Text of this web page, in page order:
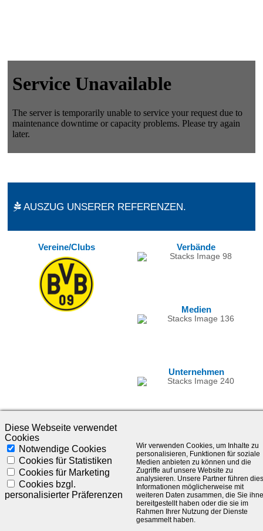
AUSZUG UNSERER REFERENZEN.
Vereine/Clubs Verbände
Medien
Unternehmen
©1985-2025 - SLC Management GmbH |Impressum
Visionär. Kompetent. Leidenschaftlich.
Treten Sie in Kontakt mit uns und bleiben Sie auf dem Laufenden:
Diese Webseite verwendet
Cookies
Notwendige Cookies
Cookies für Statistiken
Cookies für Marketing
Cookies bzgl.
personalisierter Präferenzen
Wir verwenden Cookies, um Inhalte zu
personalisieren, Funktionen für soziale
Medien anbieten zu können und die
Zugriffe auf unsere Website zu
analysieren. Unsere Partner führen
Informationen möglicherweise mit
weiteren Daten zusammen, die Sie
bereitgestellt haben oder die sie im
Rahmen Ihrer Nutzung der Dienste
gesammelt haben.